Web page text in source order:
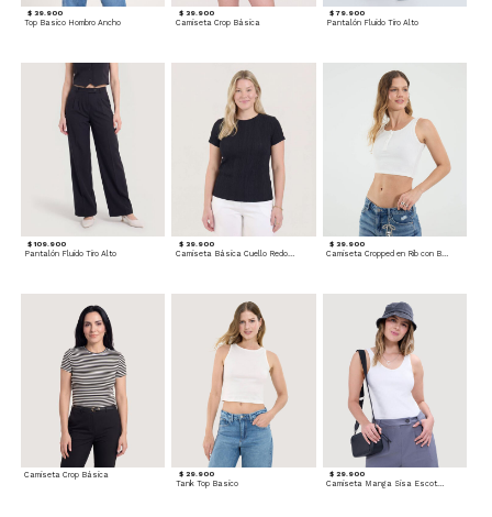
$ 39.900
Top Basico Hombro Ancho
$ 39.900
Camiseta Crop Básica
$ 79.900
Pantalón Fluido Tiro Alto
$ 109.900
Pantalón Fluido Tiro Alto
$ 39.900
Camiseta Básica Cuello Redondo
$ 39.900
Camiseta Crop Básica $ 29.900
Tank Top Basico
$ 29.900
Camiseta Manga Sisa Escotada